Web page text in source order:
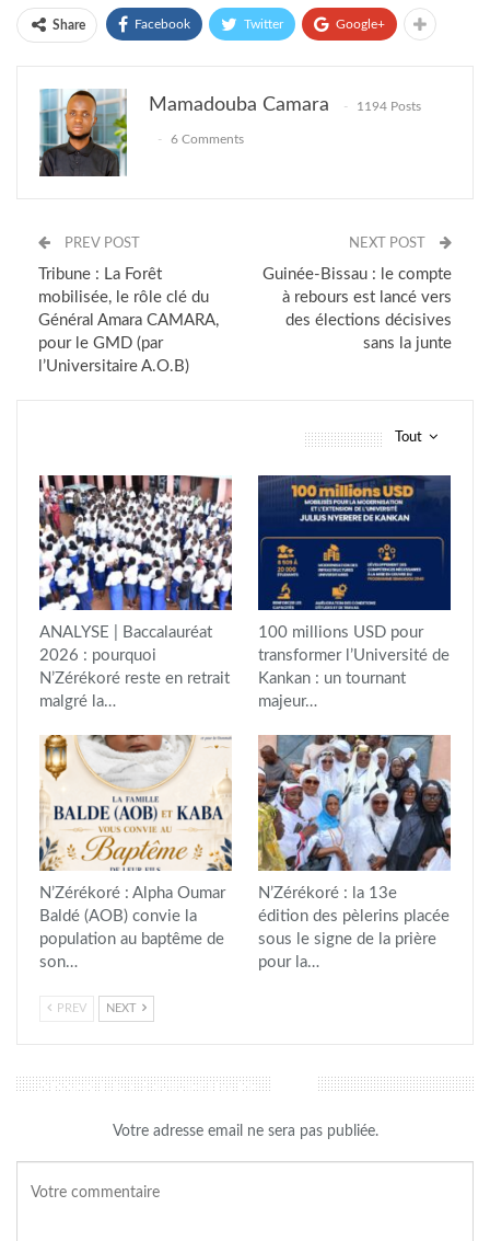
Share Facebook Twitter Google+
Mamadouba Camara 1194 Posts
6 Comments
PREV POST
Tribune : La Forêt
mobilisée, le rôle clé du
Général Amara CAMARA,
pour le GMD (par
l’Universitaire A.O.B)
NEXT POST
Guinée-Bissau : le compte
à rebours est lancé vers
des élections décisives
sans la junte
Tout
ANALYSE | Baccalauréat
2026 : pourquoi
N’Zérékoré reste en retrait
malgré la…
100 millions USD pour
transformer l’Université de
Kankan : un tournant
majeur…
N’Zérékoré : Alpha Oumar
Baldé (AOB) convie la
population au baptême de
son…
N’Zérékoré : la 13e
édition des pèlerins placée
sous le signe de la prière
pour la…
PREV NEXT
LAISSER UN COMMENTAIRE
Votre adresse email ne sera pas publiée.